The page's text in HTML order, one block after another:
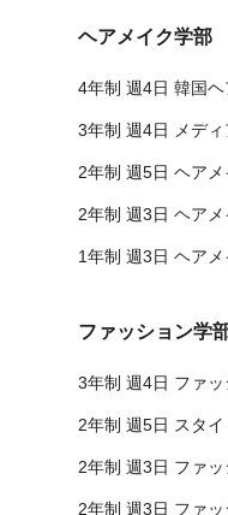
ヘアメイク学部
4年制 週4日 韓国
3年制 週4日 メデ
2年制 週5日 ヘア
2年制 週3日 ヘア
1年制 週3日 ヘアメ
ファッション学
3年制 週4日 ファ
2年制 週5日 スタ
2年制 週3日 ファ
2年制 週3日 ファ